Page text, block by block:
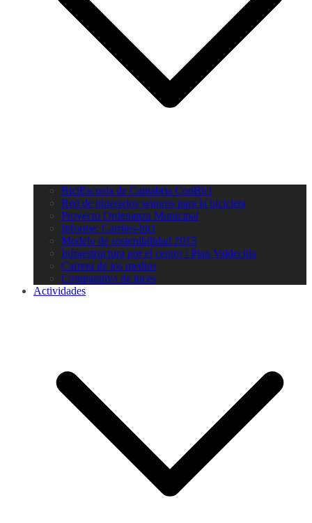
BiciEscuela de Cantabria ConBici
Red de itinerarios seguros para la bicicleta
Proyecto Ordenanza Municipal
Informe: Carriles-bici
Modelo de sostenibilidad 2015
Infraestructura por el centro / Plan Valdecilla
Carrera de los medios
Comparativa de luces
Actividades